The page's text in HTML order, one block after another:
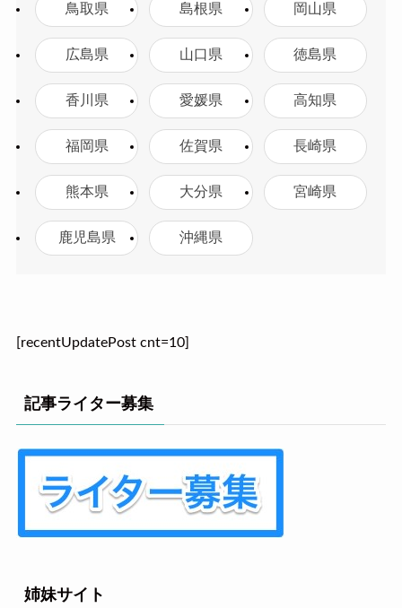
鳥取県 島根県 岡山県
広島県 山口県 徳島県
香川県 愛媛県 高知県
福岡県 佐賀県 長崎県
熊本県 大分県 宮崎県
鹿児島県 沖縄県
[recentUpdatePost cnt=10]
記事ライター募集
姉妹サイト